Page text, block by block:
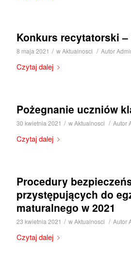
Konkurs recytatorski
8 maja 2021 / wAktualnosci / Autor
Czytaj dalej
Pożegnanie uczniów
30 kwietnia 2021 / wAktualnosci / Autor
Czytaj dalej
Procedury
przystępujących do
maturalnego w 2021
23 kwietnia 2021 / wAktualnosci / Autor
Czytaj dalej